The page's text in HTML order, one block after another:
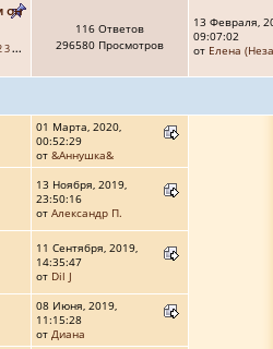
он
3...
116 Ответов
296580 Просмотров
13 Февраля,
09:07:02
от Елена
01 Марта, 2020,
00:52:29
от &Аннушка&
13 Ноября, 2019,
23:50:16
от Александр П.
11 Сентября, 2019,
14:35:47
от Dil J
08 Июня, 2019,
11:15:28
от Диана